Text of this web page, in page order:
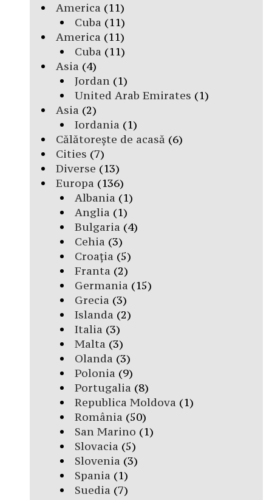
America (11)
Cuba (11)
America (11)
Cuba (11)
Asia (4)
Jordan(1)
United Arab Emirates (1)
Asia (2)
Iordania (1)
Călătorește de acasă (6)
Cities (7)
Diverse (13)
Europa (136)
Albania (1)
Anglia (1)
Bulgaria (4)
Cehia (3)
Croația (5)
Franta (2)
Germania (15)
Grecia (3)
Islanda (2)
Italia (3)
Malta (3)
Olanda (3)
Polonia (9)
Portugalia (8)
Republica Moldova (1)
România (50)
San Marino (1)
Slovacia (5)
Slovenia (3)
Spania (1)
Suedia (7)